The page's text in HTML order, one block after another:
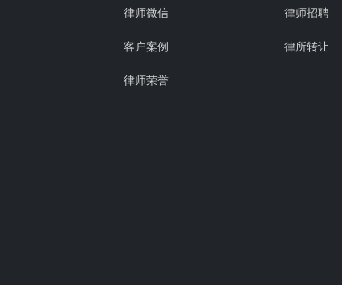
律师微信
客户案例
律师荣誉
律师招聘
律所转让